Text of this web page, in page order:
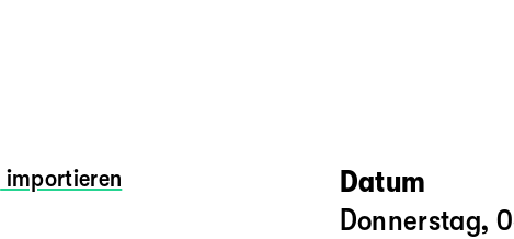
importieren
Datum
Donnerstag,